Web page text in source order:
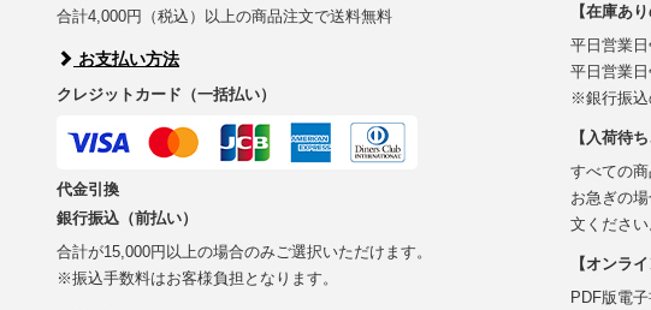
合計4,000円（税込）以上の商品注文で送料無料
お支払い方法
クレジットカード（一括払い）
代金引換
銀行振込（前払い）
合計が15,000円以上の場合のみご選択いただけます。
※振込手数料はお客様負担となります。
【在庫あり
平日営業
平日営業
※銀行振込
【入荷待
すべての商
お急ぎの
文ください
【オンラ
PDF版電